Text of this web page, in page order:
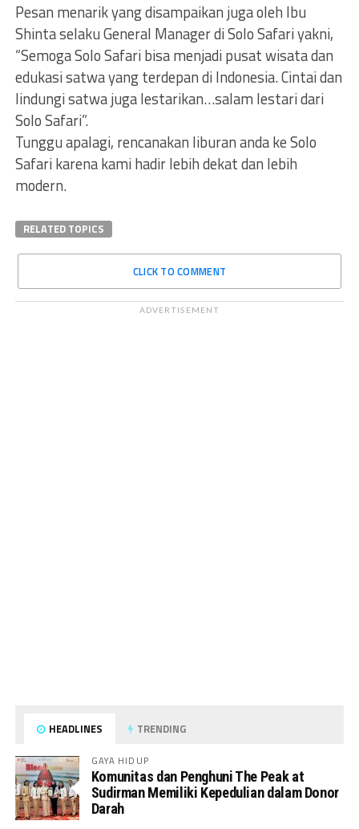
Pesan menarik yang disampaikan juga oleh Ibu
Shinta selaku General Manager di Solo Safari yakni,
“Semoga Solo Safari bisa menjadi pusat wisata dan
edukasi satwa yang terdepan di Indonesia. Cintai dan
lindungi satwa juga lestarikan…salam lestari dari
Solo Safari”.
Tunggu apalagi, rencanakan liburan anda ke Solo
Safari karena kami hadir lebih dekat dan lebih
modern.
RELATED TOPICS
CLICK TO COMMENT
ADVERTISEMENT
HEADLINES TRENDING
GAYA HIDUP
Komunitas dan Penghuni The Peak at
Sudirman Memiliki Kepedulian dalam Donor
Darah